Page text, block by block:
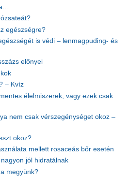
egészségre?
is védi – lenmagpuding- és
előnyei
– Kvíz
élelmiszerek, vagy ezek csak
nem csak vérszegénységet okoz –
okoz?
mellett rosaceás bőr esetén
jól hidratálnak
megyünk?